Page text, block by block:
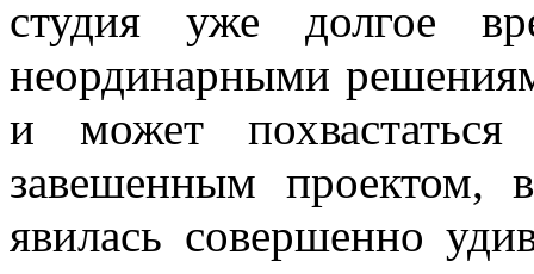
студия уже долгое
неординарными
и может
завешенным проектом,
явилась совершенно